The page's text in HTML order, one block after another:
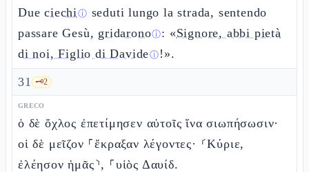
Dueciechiⓘ seduti lungo la strada, sentendo
passare Gesù, gridaronoⓘ: «Signore, abbi pietà
di noi, Figlio di Davideⓘ !».
31 🗝️2
GRECO
ὁ δὲ ὄχλος ἐπετίμησεν αὐτοῖς ἵνα σιωπήσωσιν·
οἱ δὲ μεῖζον ⸀ἔκραξαν λέγοντες· ⸂Κύριε,
ἐλέησον ἡμᾶς⸃, ⸀υἱὸς Δαυίδ.